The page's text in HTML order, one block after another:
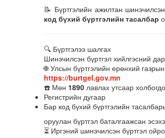
📝 Бүртгэлийн ажилтан
код бүхий бүртгэлийн тасалбар
🔍 Бүртгэлээ шалгах
Шинэчилсэн бүртгэл хийлгэсний
🌐 Улсын бүртгэлийн ерөнхий
https://burtgel.gov.mn
☎️ Мөн 1890 лавлах утсаар
Регистрийн дугаар
Бар код бүхий бүртгэлийн
оруулан бүртгэл баталгаажсан
⏳ Иргэний шинэчилсэн бүртгэл